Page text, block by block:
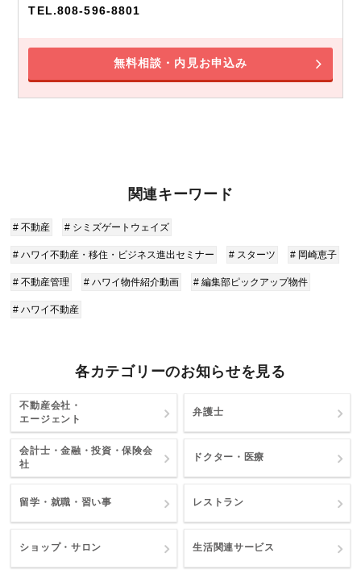
TEL.808-596-8801
無料相談・内見お申込み
関連キーワード
# 不動産 # シミズゲートウェイズ
# ハワイ不動産・移住・ビジネス進出セミナー # スターツ # 岡崎恵子
# 不動産管理 # ハワイ物件紹介動画 # 編集部ピックアップ物件
# ハワイ不動産
各カテゴリーのお知らせを見る
不動産会社・
エージェント
弁護士
会計士・金融・投資・保険会
社
ドクター・医療
留学・就職・習い事 レストラン
ショップ・サロン 生活関連サービス